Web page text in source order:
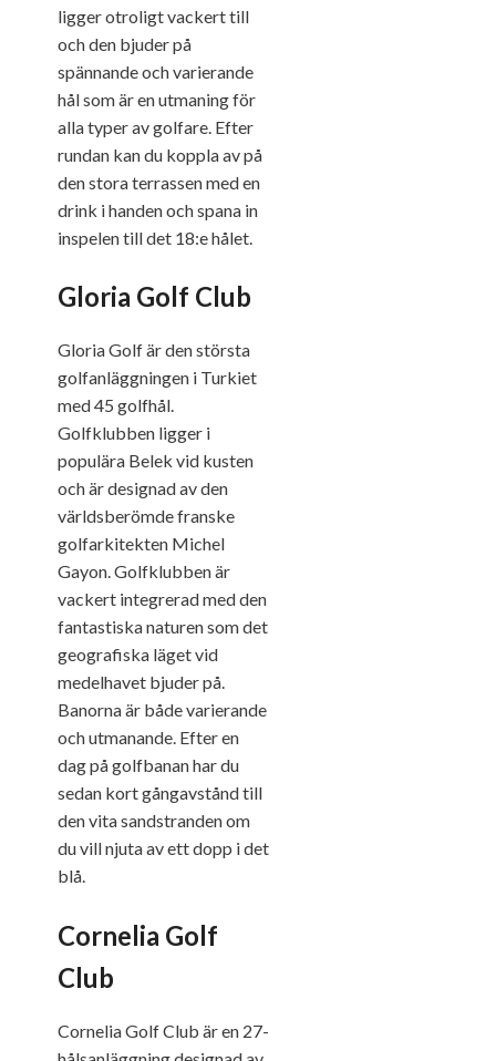
ligger otroligt vackert till
och den bjuder på
spännande och varierande
hål som är en utmaning för
alla typer av golfare. Efter
rundan kan du koppla av på
den stora terrassen med en
drink i handen och spana in
inspelen till det 18:e hålet.
Gloria Golf Club
Gloria Golf är den största
golfanläggningen i Turkiet
med 45 golfhål.
Golfklubben ligger i
populära Belek vid kusten
och är designad av den
världsberömde franske
golfarkitekten Michel
Gayon. Golfklubben är
vackert integrerad med den
fantastiska naturen som det
geografiska läget vid
medelhavet bjuder på.
Banorna är både varierande
och utmanande. Efter en
dag på golfbanan har du
sedan kort gångavstånd till
den vita sandstranden om
du vill njuta av ett dopp i det
blå.
Cornelia Golf
Club
Cornelia Golf Club är en 27-